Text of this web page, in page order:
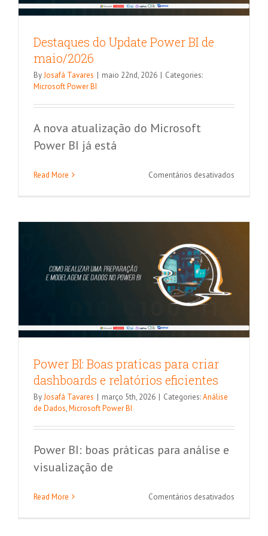
Destaques do Update Power BI de
maio/2026
ByJosafá Tavares | maio 22nd, 2026 | Categories:
Microsoft Power BI
A nova atualização do Microsoft
Power BI já está
Read More Comentários desativados
Power
dashboards e relatórios eficientes
Power BI: Boas praticas para criar
dashboards e relatórios eficientes
ByJosafá Tavares | março 5th, 2026 | Categories:Análise
de Dados,Microsoft Power BI
Power BI: boas práticas para análise e
visualização de
Read More Comentários desativados